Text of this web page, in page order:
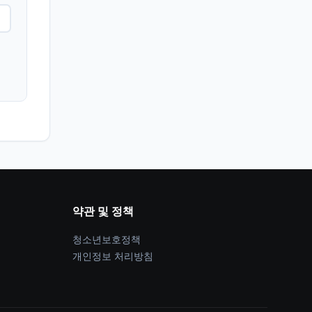
약관 및 정책
청소년보호정책
개인정보 처리방침